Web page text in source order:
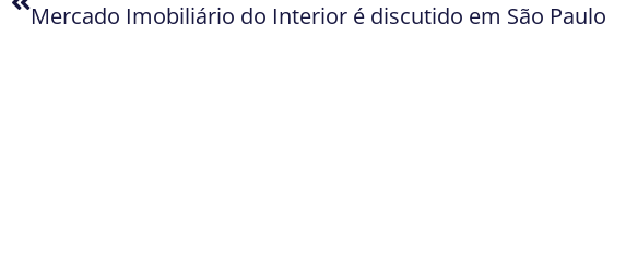
Mercado Imobiliário do Interior é discutido em São Paulo